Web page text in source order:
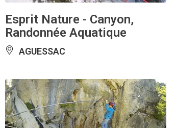
Esprit Nature - Canyon,
Randonnée Aquatique
AGUESSAC